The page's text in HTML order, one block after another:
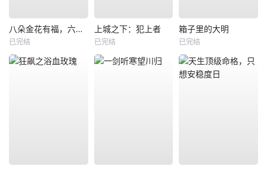
八朵金花有福，六零猎户爹进山挖宝藏
已完结
上城之下：犯上者
已完结
箱子里的大明
已完结